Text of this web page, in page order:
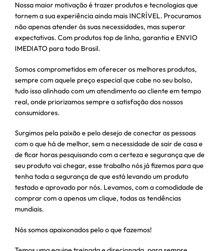
Nossa maior motivação é trazer produtos e tecnologias que
tornem a sua experiência ainda mais INCRÍVEL. Procuramos
não apenas atender às suas necessidades, mas superar
expectativas. Com produtos top de linha, garantia e ENVIO
IMEDIATO para todo Brasil.
Somos comprometidos em oferecer os melhores produtos,
sempre com aquele preço especial que cabe no seu bolso,
tudo isso alinhado com um atendimento ao cliente em tempo
real, onde priorizamos sempre a satisfação dos nossos
consumidores.
Surgimos pela paixão e pelo desejo de conectar as pessoas
com o que há de melhor, sem a necessidade de sair de casa e
de ficar horas pesquisando com a certeza e segurança que de
seu produto vai chegar, esse trabalho nós já fizemos para que
tenha toda a segurança de que está levando um produto
testado e aprovado por nós. Levamos, com a comodidade de
comprar com a apenas um clique, todas as tendências
mundiais.
Nós somos apaixonados pelo o que fazemos!